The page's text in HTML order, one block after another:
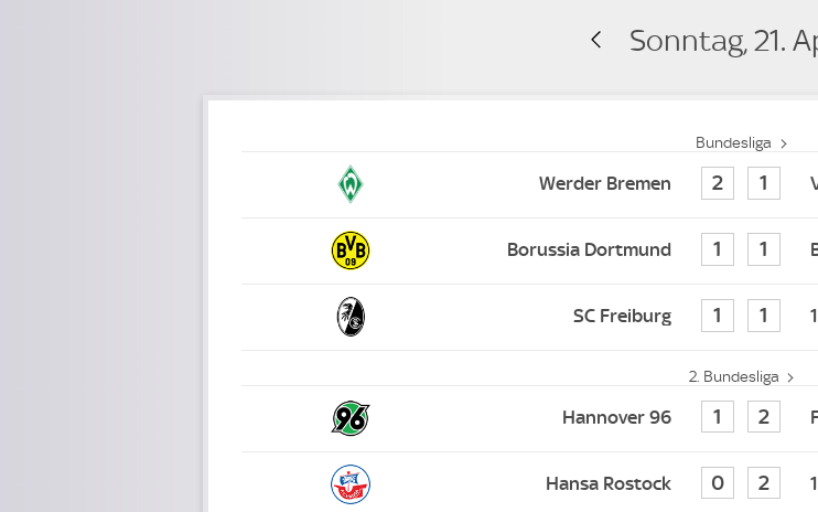
Sonntag, 21.
Bundesliga
Werder Bremen 2 1
Borussia Dortmund 1 1
SC Freiburg 1 1
2. Bundesliga
Hannover 96 1 2
Hansa Rostock 0 2